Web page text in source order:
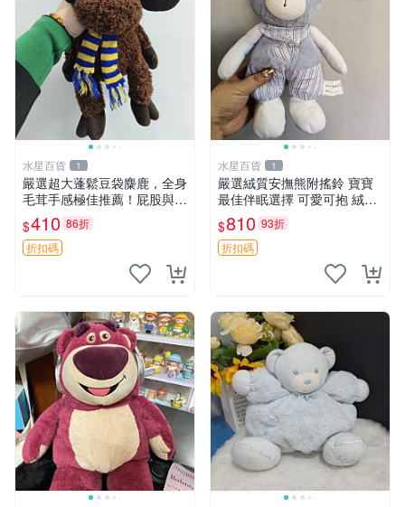
水星百貨 1
嚴選超大蓬鬆豆袋麋鹿，全身
毛茸手感極佳推薦！屁股與四
肢填充均勻，適合收藏與孩童
共賞。 麋鹿 豆袋 毛茸玩具
$410 86折
折扣碼
水星百貨 1
嚴選絨質安撫熊附搖鈴 寶寶
最佳伴眠選擇 可愛可抱 絨毛
玩具 安撫熊 嬰兒用
$810 93折
折扣碼